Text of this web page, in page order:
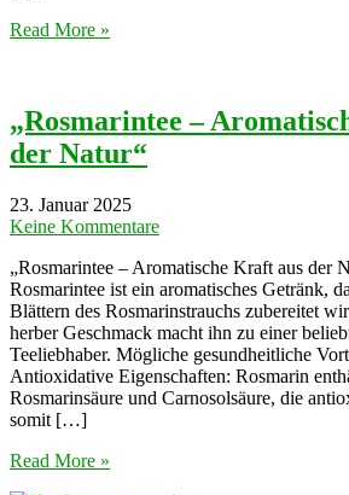
Read More »
„Rosmarintee –
der Natur“
23. Januar 2025
Keine Kommentare
„Rosmarintee – Aromatische Kraft aus der
Rosmarintee ist ein aromatisches Getränk,
Blättern des Rosmarinstrauchs zubereitet
herber Geschmack macht ihn zu einer
Teeliebhaber. Mögliche gesundheitliche
Antioxidative Eigenschaften: Rosmarin
Rosmarinsäure und Carnosolsäure, die
somit […]
Read More »